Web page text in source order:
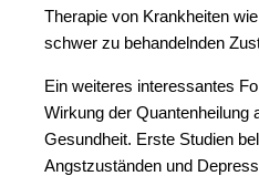
Therapie von Krankheiten
schwer zu behandelnden
Ein weiteres interessantes
Wirkung der Quantenheilung
Gesundheit. Erste Studien
Angstzuständen und